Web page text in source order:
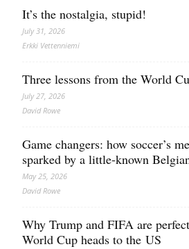
It’s the nostalgia, stupid!
July 31, 2026
Erkki Vetten­­niemi
Three lessons from the World
July 27, 2026
David Rowe
Game changers: how soccer’s
sparked by a little‑known
May 25, 2026
David Rowe
Why Trump and FIFA are
World Cup heads to the US